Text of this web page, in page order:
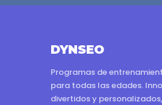
DYNSEO
Programas de
para todas las edades.
divertidos y